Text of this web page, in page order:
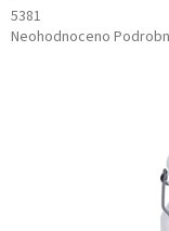
5381
Průměrné
Neohodnoceno